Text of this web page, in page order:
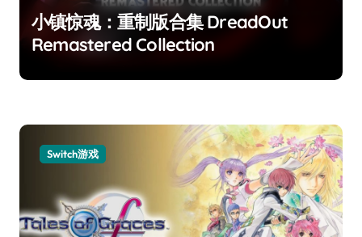
小镇惊魂：重制版合集 DreadOut
Remastered Collection
Switch游戏